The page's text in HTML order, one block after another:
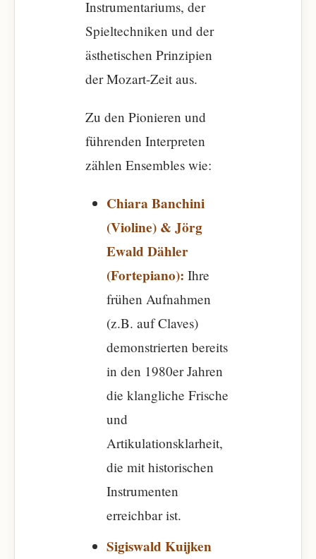
Instrumentariums, der
Spieltechniken und der
ästhetischen Prinzipien
der Mozart-Zeit aus.
Zu den Pionieren und
führenden Interpreten
zählen Ensembles wie:
Chiara Banchini
(Violine) & Jörg
Ewald Dähler
(Fortepiano): Ihre
frühen Aufnahmen
(z.B. auf Claves)
demonstrierten bereits
in den 1980er Jahren
die klangliche Frische
und
Artikulationsklarheit,
die mit historischen
Instrumenten
erreichbar ist.
Sigiswald Kuijken